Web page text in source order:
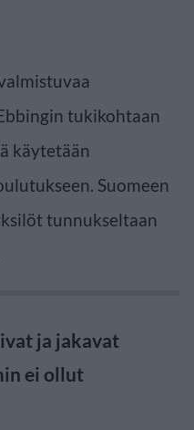
tukikohtaan
käytetään
Suomeen
tunnukseltaan
ja jakavat
ei ollut